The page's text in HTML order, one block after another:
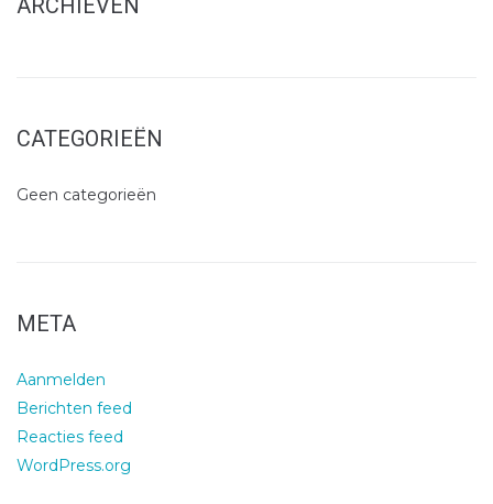
ARCHIEVEN
CATEGORIEËN
Geen categorieën
META
Aanmelden
Berichten feed
Reacties feed
WordPress.org